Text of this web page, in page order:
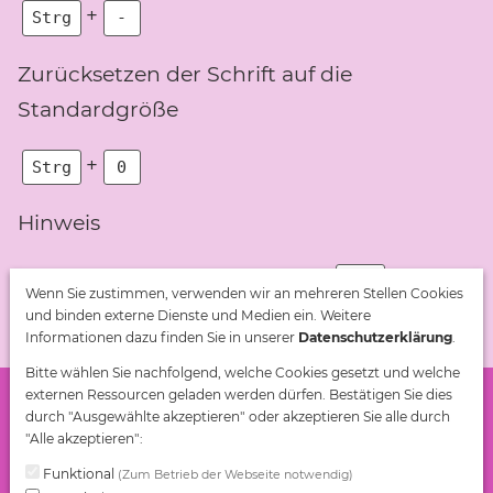
Strg + -
Zurücksetzen der Schrift auf die
Standardgröße
Strg + 0
Hinweis
Strg .
Landratsamt Landsberg
Gesundheit und Prävention
(Postanschrift) Wiesenring 15 / (Beratung) Hauptplatz 8
Wenn Sie zustimmen, verwenden wir an mehreren Stellen Cookies
und binden externe Dienste und Medien ein. Weitere
Informationen dazu finden Sie in unserer Datenschutzerklärung
Bitte wählen Sie nachfolgend, welche Cookies gesetzt und welche
externen Ressourcen geladen werden dürfen. Bestätigen Sie dies
durch "Ausgewählte akzeptieren" oder akzeptieren Sie alle durch
"Alle akzeptieren":
Funktional (Zum Betrieb der Webseite notwendig)